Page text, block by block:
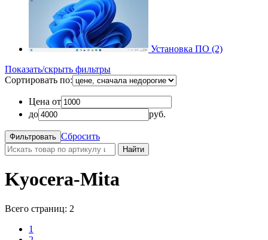
Установка ПО (2)
Показать/скрыть фильтры
Сортировать по:
Цена от
до
руб.
Сбросить
Найти
Kyocera-Mita
Всего страниц: 2
1